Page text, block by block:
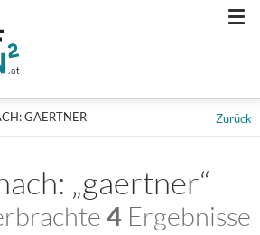
NACH: GAERTNER
GAERTNER Zurück
„gaertner“
4Ergebnisse